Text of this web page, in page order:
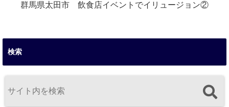
群馬県太田市 飲食店イベントでイリュージョン②
検索